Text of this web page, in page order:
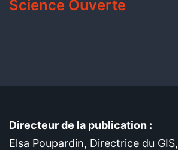
Science Ouverte
Directeur de la publication :
Elsa Poupardin, Directrice du GIS,